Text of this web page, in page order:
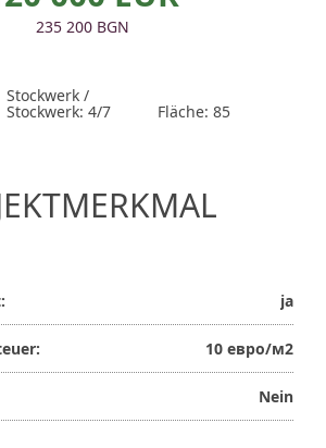
235 200 BGN
Stockwerk /
Stockwerk: 4/7
Fläche: 85
ja
10 евро/м2
Nein